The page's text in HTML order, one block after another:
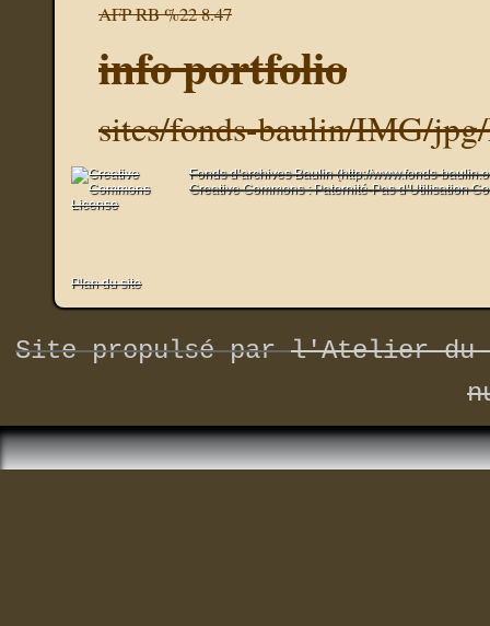
AFP RB %22 8.47
info portfolio
sites/fonds-baulin/IMG/
Fonds d’archives Baulin (http://www.fonds-
Creative Commons : Paternité-Pas d’Utilisation
Plan du site
Site propulsé parl'Atelier du